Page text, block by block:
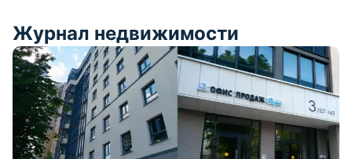
Журнал недвижимости